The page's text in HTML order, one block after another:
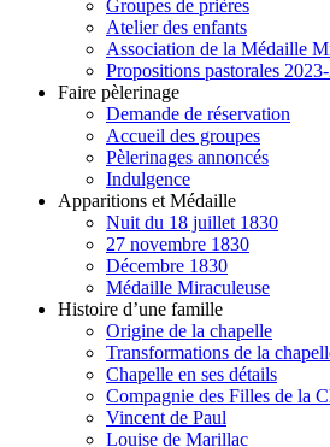
Groupes de prières
Atelier des enfants
Association de la Médaille
Propositions pastorales
Faire pèlerinage
Demande de réservation
Accueil des groupes
Pèlerinages annoncés
Indulgence
Apparitions et Médaille
Nuit du 18 juillet 1830
27 novembre 1830
Décembre 1830
Médaille Miraculeuse
Histoire d’une famille
Origine de la chapelle
Transformations de la
Chapelle en ses détails
Compagnie des Filles de la
Vincent de Paul
Louise de Marillac